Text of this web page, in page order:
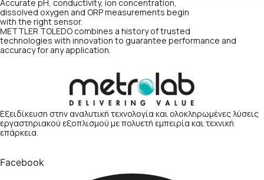
Accurate pH, conductivity, ion concentration,
dissolved oxygen and ORP measurements begin
with the right sensor.
METTLER TOLEDO combines a history of trusted
technologies with innovation to guarantee performance and
accuracy for any application.
Εξειδίκευση στην αναλυτική τεχνολογία και ολοκληρωμένες λύσεις
εργαστηριακού εξοπλισμού με πολυετή εμπειρία και τεχνική
επάρκεια.
Facebook